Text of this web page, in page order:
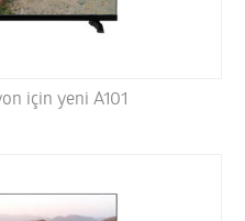
için yeni A101